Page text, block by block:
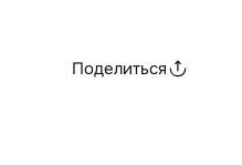
Поделиться